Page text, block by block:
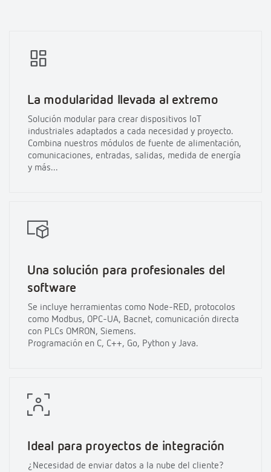
La modularidad llevada al extremo
Solución modular para crear dispositivos IoT
industriales adaptados a cada necesidad y proyecto.
Combina nuestros módulos de fuente de alimentación,
comunicaciones, entradas, salidas, medida de energía
y más...
Una solución para profesionales del
software
Se incluye herramientas como Node-RED, protocolos
como Modbus, OPC-UA, Bacnet, comunicación directa
con PLCs OMRON, Siemens.
Programación en C, C++, Go, Python y Java.
Ideal para proyectos de integración
¿Necesidad de enviar datos a la nube del cliente?